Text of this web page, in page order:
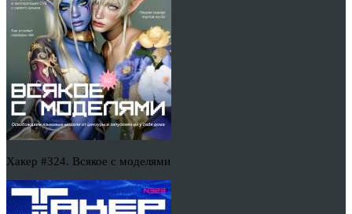
Хакер #324. Всякое с моделями